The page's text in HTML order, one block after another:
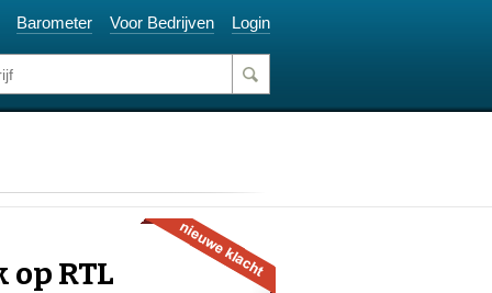
Barometer Voor Bedrijven Login
RTL